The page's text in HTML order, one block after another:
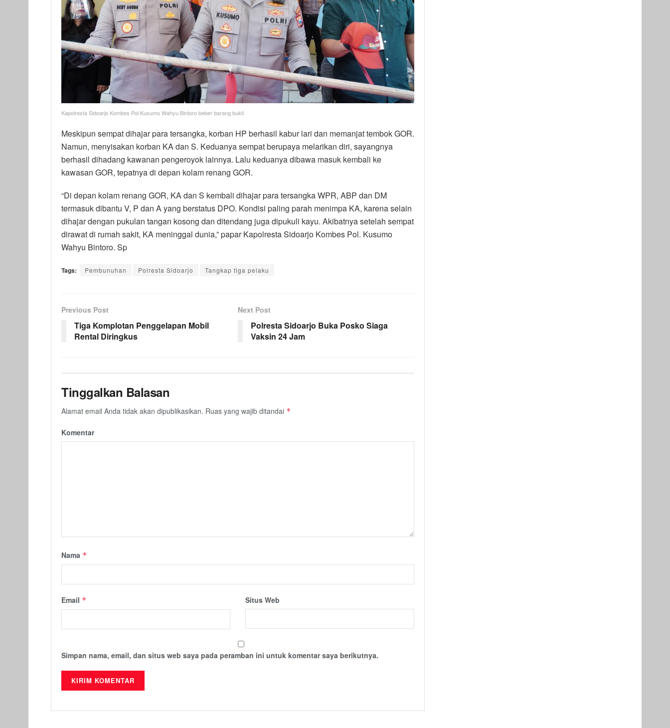
Kapolresta Sidoarjo Kombes Pol Kusumo Wahyu Bintoro beber barang bukti
Meskipun sempat dihajar para tersangka, korban HP berhasil kabur lari dan memanjat tembok GOR.
Namun, menyisakan korban KA dan S. Keduanya sempat berupaya melarikan diri, sayangnya
berhasil dihadang kawanan pengeroyok lainnya. Lalu keduanya dibawa masuk kembali ke
kawasan GOR, tepatnya di depan kolam renang GOR.
“Di depan kolam renang GOR, KA dan S kembali dihajar para tersangka WPR, ABP dan DM
termasuk dibantu V, P dan A yang berstatus DPO. Kondisi paling parah menimpa KA, karena selain
dihajar dengan pukulan tangan kosong dan ditendang juga dipukuli kayu. Akibatnya setelah sempat
dirawat di rumah sakit, KA meninggal dunia,” papar Kapolresta Sidoarjo Kombes Pol. Kusumo
Wahyu Bintoro. Sp
Tags: Pembunuhan Polresta Sidoarjo Tangkap tiga pelaku
Previous Post
Tiga Komplotan Penggelapan Mobil
Rental Diringkus
Next Post
Polresta Sidoarjo Buka Posko Siaga
Vaksin 24 Jam
Tinggalkan Balasan
Alamat email Anda tidak akan dipublikasikan. Ruas yang wajib ditandai *
Komentar
Nama *
Email * Situs Web
Simpan nama, email, dan situs web saya pada peramban ini untuk komentar saya berikutnya.